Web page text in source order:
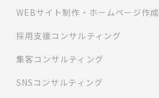
WEBサイト制作・ホームページ作成
採用支援コンサルティング
集客コンサルティング
SNSコンサルティング